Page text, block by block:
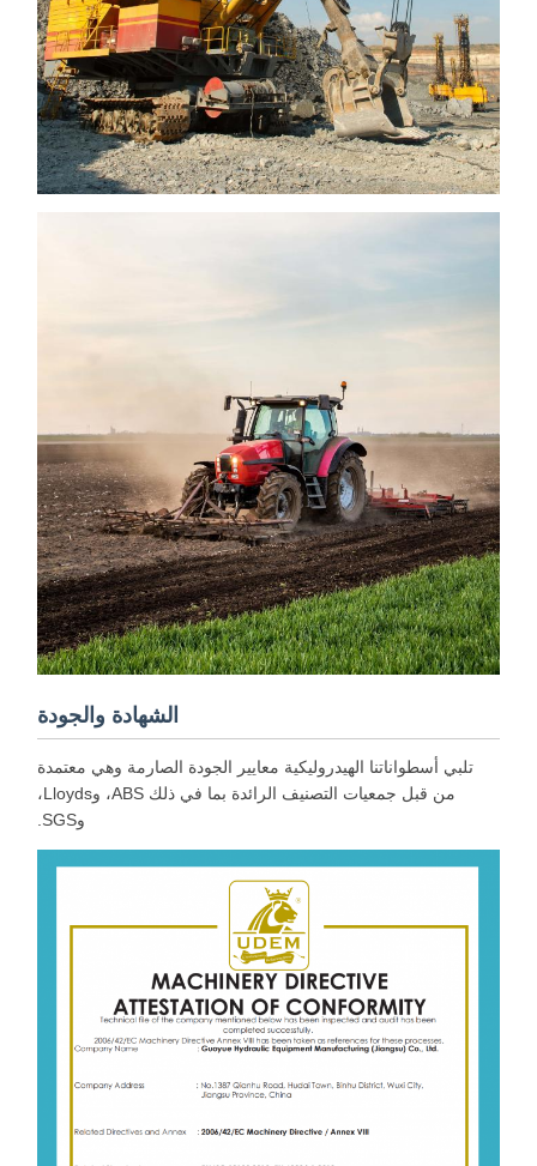
الشهادة والجودة
تلبي أسطواناتنا الهيدروليكية معايير الجودة الصارمة وهي معتمدة
من قبل جمعيات التصنيف الرائدة بما في ذلك ABS، وLloyds،